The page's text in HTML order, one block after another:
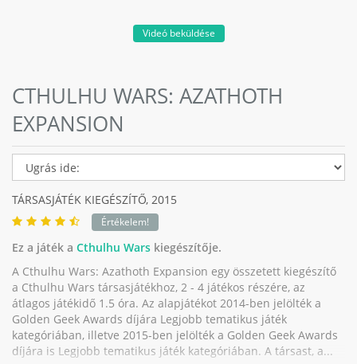
Videó beküldése
CTHULHU WARS: AZATHOTH
EXPANSION
TÁRSASJÁTÉK KIEGÉSZÍTŐ, 2015
Értékelem!
Ez a játék a Cthulhu Wars kiegészítője.
A Cthulhu Wars: Azathoth Expansion egy összetett kiegészítő
a Cthulhu Wars társasjátékhoz, 2 - 4 játékos részére, az
átlagos játékidő 1.5 óra. Az alapjátékot 2014-ben jelölték a
Golden Geek Awards díjára Legjobb tematikus játék
kategóriában, illetve 2015-ben jelölték a Golden Geek Awards
díjára is Legjobb tematikus játék kategóriában. A társast, a...